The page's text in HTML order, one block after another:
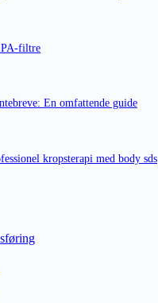
filtre
En omfattende guide
kropsterapi med body sds